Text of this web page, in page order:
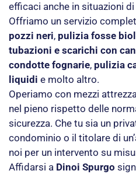
efficaci anche in situazioni
Offriamo un servizio
pozzi neri, pulizia fosse
tubazioni e scarichi con
condotte fognarie, pulizia
liquidi e molto altro.
Operiamo con mezzi
nel pieno rispetto delle
sicurezza. Che tu sia un
condominio o il titolare di
noi per un intervento su
Affidarsi a Dinoi Spurgo